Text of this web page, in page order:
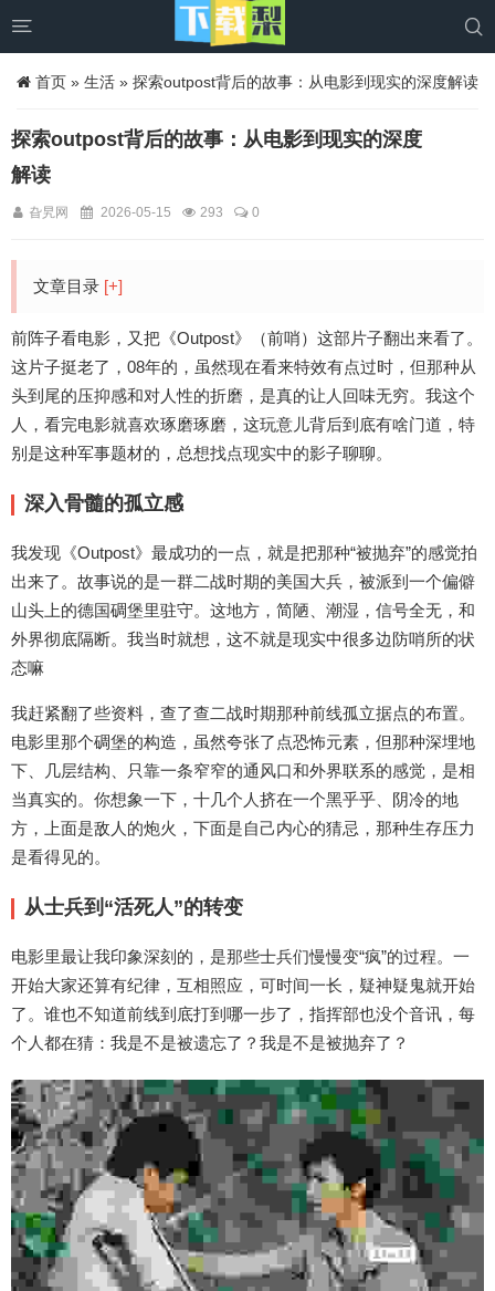
 
首页 » 生活 » 探索outpost背后的故事：从电影到现实的深度解读
探索outpost背后的故事：从电影到现实的深度
解读
旮旯网 2026-05-15 293 0
文章目录 [+]
前阵子看电影，又把《Outpost》（前哨）这部片子翻出来看了。
这片子挺老了，08年的，虽然现在看来特效有点过时，但那种从
头到尾的压抑感和对人性的折磨，是真的让人回味无穷。我这个
人，看完电影就喜欢琢磨琢磨，这玩意儿背后到底有啥门道，特
别是这种军事题材的，总想找点现实中的影子聊聊。
深入骨髓的孤立感
我发现《Outpost》最成功的一点，就是把那种“被抛弃”的感觉拍
出来了。故事说的是一群二战时期的美国大兵，被派到一个偏僻
山头上的德国碉堡里驻守。这地方，简陋、潮湿，信号全无，和
外界彻底隔断。我当时就想，这不就是现实中很多边防哨所的状
态嘛
我赶紧翻了些资料，查了查二战时期那种前线孤立据点的布置。
电影里那个碉堡的构造，虽然夸张了点恐怖元素，但那种深埋地
下、几层结构、只靠一条窄窄的通风口和外界联系的感觉，是相
当真实的。你想象一下，十几个人挤在一个黑乎乎、阴冷的地
方，上面是敌人的炮火，下面是自己内心的猜忌，那种生存压力
是看得见的。
从士兵到“活死人”的转变
电影里最让我印象深刻的，是那些士兵们慢慢变“疯”的过程。一
开始大家还算有纪律，互相照应，可时间一长，疑神疑鬼就开始
了。谁也不知道前线到底打到哪一步了，指挥部也没个音讯，每
个人都在猜：我是不是被遗忘了？我是不是被抛弃了？